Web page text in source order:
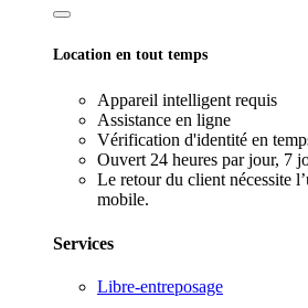
Location en tout temps
Appareil intelligent requis
Assistance en ligne
Vérification d'identité en
Ouvert 24 heures par jour, 7
Le retour du client nécessite
mobile.
Services
Libre-entreposage